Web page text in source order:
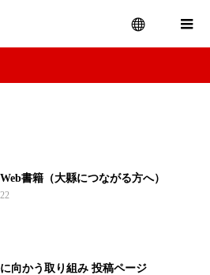
書籍（大縣につながる方へ）
向かう取り組み 投稿ページ